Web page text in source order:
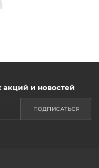
акций и новостей
ПОДПИСАТЬСЯ